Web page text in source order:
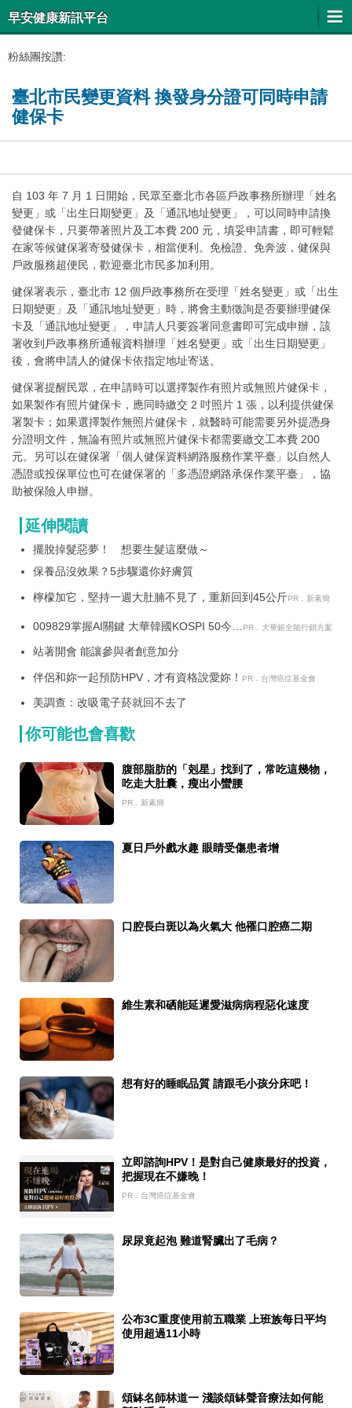
早安健康新訊平台
粉絲團按讚:
臺北市民變更資料 換發身分證可同時申請
健保卡
自 103 年 7 月 1 日開始，民眾至臺北市各區戶政事務所辦理「姓名
變更」或「出生日期變更」及「通訊地址變更」，可以同時申請換
發健保卡，只要帶著照片及工本費 200 元，填妥申請書，即可輕鬆
在家等候健保署寄發健保卡，相當便利。免檢證、免奔波，健保與
戶政服務超便民，歡迎臺北市民多加利用。
健保署表示，臺北市 12 個戶政事務所在受理「姓名變更」或「出生
日期變更」及「通訊地址變更」時，將會主動徵詢是否要辦理健保
卡及「通訊地址變更」，申請人只要簽署同意書即可完成申辦，該
署收到戶政事務所通報資料辦理「姓名變更」或「出生日期變更」
後，會將申請人的健保卡依指定地址寄送。
健保署提醒民眾，在申請時可以選擇製作有照片或無照片健保卡，
如果製作有照片健保卡，應同時繳交 2 吋照片 1 張，以利提供健保
署製卡；如果選擇製作無照片健保卡，就醫時可能需要另外提憑身
分證明文件，無論有照片或無照片健保卡都需要繳交工本費 200
元。另可以在健保署「個人健保資料網路服務作業平臺」以自然人
憑證或投保單位也可在健保署的「多憑證網路承保作業平臺」，協
助被保險人申辦。
延伸閱讀
擺脫掉髮惡夢！ 想要生髮這麼做～
保養品沒效果？5步驟還你好膚質
檸檬加它，堅持一週大肚腩不見了，重新回到45公斤PR．新素簡
009829掌握AI關鍵 大華韓國KOSPI 50今強
PR．大華銀全能行銷方案
站著開會 能讓參與者創意加分
伴侶和妳一起預防HPV，才有資格說愛妳！ PR．台灣癌症基金會
美調查：改吸電子菸就回不去了
你可能也會喜歡
腹部脂肪的「剋星」找到了，常吃這幾物，
吃走大肚囊，瘦出小蠻腰
PR．新素簡
夏日戶外戲水趣 眼睛受傷患者增
口腔長白斑以為火氣大 他罹口腔癌二期
維生素和硒能延遲愛滋病病程惡化速度
想有好的睡眠品質 請跟毛小孩分床吧！
立即諮詢HPV！是對自己健康最好的投資，
把握現在不嫌晚！
PR．台灣癌症基金會
尿尿竟起泡 難道腎臟出了毛病？
公布3C重度使用前五職業 上班族每日平均
使用超過11小時
頌缽名師林道一 淺談頌缽聲音療法如何能